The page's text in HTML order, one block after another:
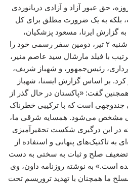
حق عبور آزاد و آزادی دریانوردی
بلکه به یک ضرورت مطلق برای کل
گزارش ایرنا، مسعود پزشکیان،
رئیس‌جمهوری ایران، روز سه‌شنبه ۲ تیر، دومین سفر رسمی خود را
با فیلد مارشال سید عاصم منیر،
رئیس‌جمهور، و شهباز شریف،
کرد. بر اساس گزارش ایسنا، شهباز
گفت: «پاکستان در حال گذر از
چندوجهی است که با ترکیبی خطرناک
مشخص می‌شود. همسایه شرقی ما،
در این درگیری شکست تحقیرآمیزی
به تاکتیک‌های پنهانی و استفاده از
تضعیف صلح و ثبات به سختی به دست
است.» به نوشته روزنامه داون، وی
ما همچنان با تهدید تروریسم تحت